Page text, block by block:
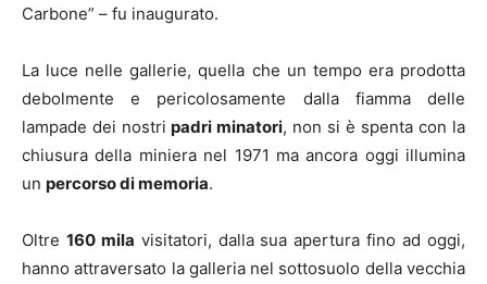
Carbone” – fu inaugurato.
La luce nelle gallerie, quella che un tempo era prodotta
debolmente e pericolosamente dalla fiamma delle
lampade dei nostri padri minatori, non si è spenta con la
chiusura della miniera nel 1971 ma ancora oggi illumina
un percorso di memoria.
Oltre 160 mila visitatori, dalla sua apertura fino ad oggi,
hanno attraversato la galleria nel sottosuolo della vecchia